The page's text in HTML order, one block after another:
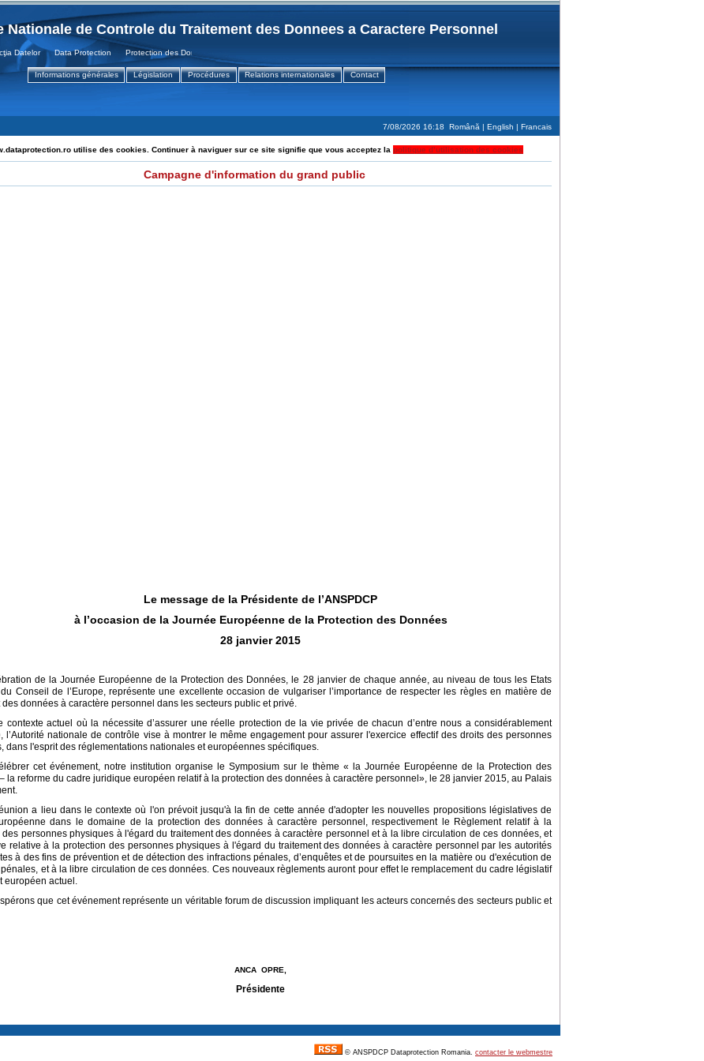
Nationale de Controle du Traitement des Donnees a Caractere Personnel
Datelor Data Protection Protection des Donnees
Informations générales Législation Procédures Relations internationales Contact
7/08/2026 16:18 Română | English | Francais
utilise des cookies. Continuer à naviguer sur ce site signifie que vous acceptez la politique d’utilisation des cookies
Campagne d'information du grand public
Le message de la Présidente de l’ANSPDCP
à l’occasion de la Journée Européenne de la Protection des Données
28 janvier 2015
de la Journée Européenne de la Protection des Données, le 28 janvier de chaque année, au niveau de tous les Etats
du Conseil de l’Europe, représente une excellente occasion de vulgariser l’importance de respecter les règles en matière de
des données à caractère personnel dans les secteurs public et privé.
contexte actuel où la nécessite d’assurer une réelle protection de la vie privée de chacun d’entre nous a considérablement
l’Autorité nationale de contrôle vise à montrer le même engagement pour assurer l'exercice effectif des droits des personnes
dans l'esprit des réglementations nationales et européennes spécifiques.
cet événement, notre institution organise le Symposium sur le thème « la Journée Européenne de la Protection des
la reforme du cadre juridique européen relatif à la protection des données à caractère personnel», le 28 janvier 2015, au Palais
a lieu dans le contexte où l'on prévoit jusqu'à la fin de cette année d'adopter les nouvelles propositions législatives de
dans le domaine de la protection des données à caractère personnel, respectivement le Règlement relatif à la
des personnes physiques à l'égard du traitement des données à caractère personnel et à la libre circulation de ces données, et
relative à la protection des personnes physiques à l'égard du traitement des données à caractère personnel par les autorités
à des fins de prévention et de détection des infractions pénales, d’enquêtes et de poursuites en la matière ou d'exécution de
et à la libre circulation de ces données. Ces nouveaux règlements auront pour effet le remplacement du cadre législatif
européen actuel.
que cet événement représente un véritable forum de discussion impliquant les acteurs concernés des secteurs public et
ANCA OPRE,
Présidente
© ANSPDCP Dataprotection Romania. contacter le webmestre